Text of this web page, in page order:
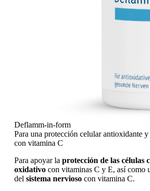
Deflamm-in-form
Para una protección celular antioxidante
con vitamina C
Para apoyar la protección de las células
oxidativo con vitaminas C y E, así como
del sistema nervioso con vitamina C.